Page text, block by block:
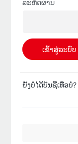
ລະຫັດຜ່ານ
ເຂົ້າ​ສູ່​ລະ​ບົບ
ຍັງບໍ່ໄດ້ບັນຊີເທື່ອບໍ?